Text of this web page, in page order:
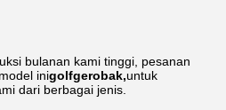
bulanan kami tinggi, pesanan
inigolfgerobak,untuk
dari berbagai jenis.